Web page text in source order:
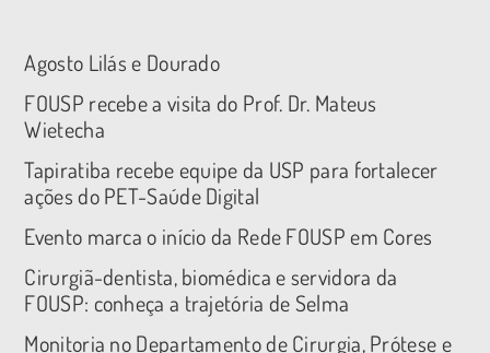
Agosto Lilás e Dourado
FOUSP recebe a visita do Prof. Dr. Mateus
Wietecha
Tapiratiba recebe equipe da USP para fortalecer
ações do PET-Saúde Digital
Evento marca o início da Rede FOUSP em Cores
Cirurgiã-dentista, biomédica e servidora da
FOUSP: conheça a trajetória de Selma
Monitoria no Departamento de Cirurgia, Prótese e